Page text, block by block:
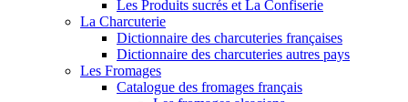
Les Produits sucrés et La Confiserie
La Charcuterie
Dictionnaire des charcuteries françaises
Dictionnaire des charcuteries autres pays
Les Fromages
Catalogue des fromages français